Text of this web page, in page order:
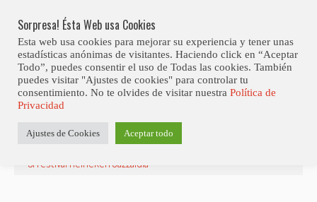
content
Club Contest.
Primeras estrellas confirmadas para el
51 Festival Heineken Jazzaldia
Sorpresa! Ésta Web usa Cookies
Esta web usa cookies para mejorar su experiencia y tener unas
estadísticas anónimas de visitantes. Haciendo click en “Aceptar
Todo”, puedes consentir el uso de Todas las cookies. También
puedes visitar "Ajustes de cookies" para controlar tu
consentimiento. No te olvides de visitar nuestra Política de
Privacidad
Ajustes de Cookies Aceptar todo